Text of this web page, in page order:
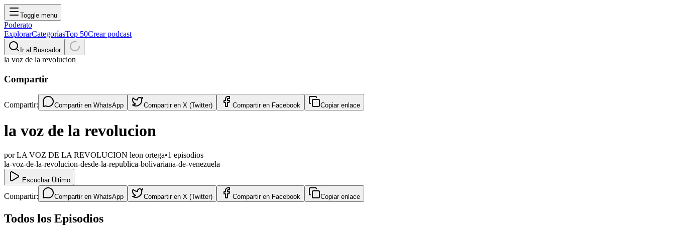
Toggle menu
Poderato
ExplorarCategoríasTop 50Crear podcast
Ir al Buscador
la voz de la revolucion
Compartir
Compartir: Compartir en WhatsApp Compartir en X (Twitter) Compartir en Facebook Copiar enlace
la voz de la revolucion
porLA VOZ DE LA REVOLUCION leon ortega•1 episodios
la-voz-de-la-revolucion-desde-la-republica-bolivariana-de-venezuela
Escuchar Último
Compartir: Compartir en WhatsApp Compartir en X (Twitter) Compartir en Facebook Copiar enlace
Todos los Episodios